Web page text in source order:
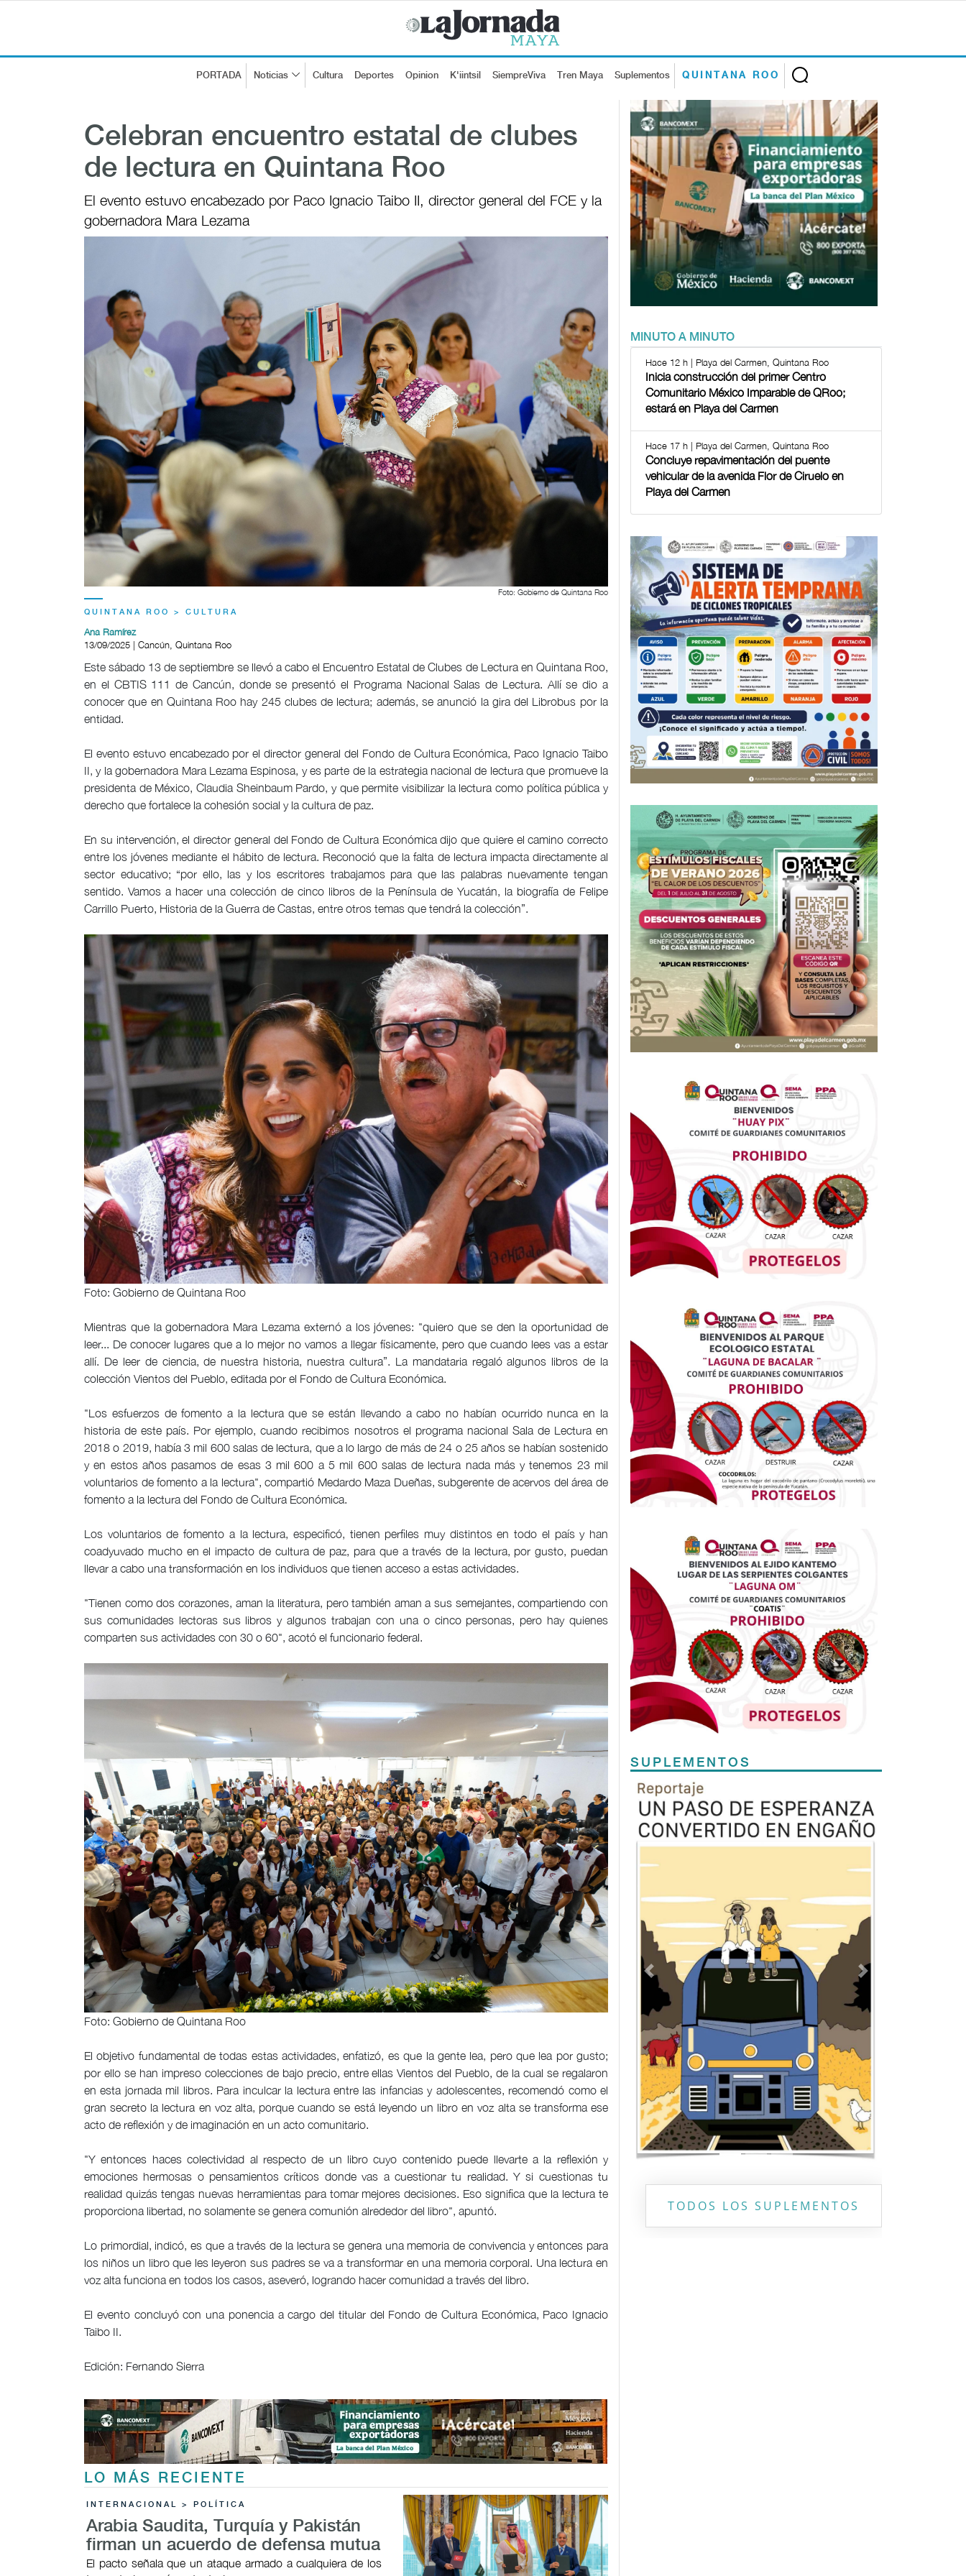
PORTADA Noticias Cultura Deportes Opinion K'iintsil SiempreViva Tren Maya Suplementos QUINTANA ROO
Celebran encuentro estatal de clubes
de lectura en Quintana Roo
El evento estuvo encabezado por Paco Ignacio Taibo II, director general del FCE y la
gobernadora Mara Lezama
Foto: Gobierno de Quintana Roo
QUINTANA ROO > CULTURA
Ana Ramírez
13/09/2025 | Cancún, Quintana Roo
Este sábado 13 de septiembre se llevó a cabo el Encuentro Estatal de Clubes de Lectura en Quintana Roo,
en el CBTIS 111 de Cancún, donde se presentó el Programa Nacional Salas de Lectura. Allí se dio a
conocer que en Quintana Roo hay 245 clubes de lectura; además, se anunció la gira del Librobus por la
entidad.
El evento estuvo encabezado por el director general del Fondo de Cultura Económica, Paco Ignacio Taibo
II, y la gobernadora Mara Lezama Espinosa, y es parte de la estrategia nacional de lectura que promueve la
presidenta de México, Claudia Sheinbaum Pardo, y que permite visibilizar la lectura como política pública y
derecho que fortalece la cohesión social y la cultura de paz.
En su intervención, el director general del Fondo de Cultura Económica dijo que quiere el camino correcto
entre los jóvenes mediante el hábito de lectura. Reconoció que la falta de lectura impacta directamente al
sector educativo; “por ello, las y los escritores trabajamos para que las palabras nuevamente tengan
sentido. Vamos a hacer una colección de cinco libros de la Península de Yucatán, la biografía de Felipe
Carrillo Puerto, Historia de la Guerra de Castas, entre otros temas que tendrá la colección”.
Foto: Gobierno de Quintana Roo
Mientras que la gobernadora Mara Lezama externó a los jóvenes: "quiero que se den la oportunidad de
leer... De conocer lugares que a lo mejor no vamos a llegar físicamente, pero que cuando lees vas a estar
allí. De leer de ciencia, de nuestra historia, nuestra cultura”. La mandataria regaló algunos libros de la
colección Vientos del Pueblo, editada por el Fondo de Cultura Económica.
"Los esfuerzos de fomento a la lectura que se están llevando a cabo no habían ocurrido nunca en la
historia de este país. Por ejemplo, cuando recibimos nosotros el programa nacional Sala de Lectura en
2018 o 2019, había 3 mil 600 salas de lectura, que a lo largo de más de 24 o 25 años se habían sostenido
y en estos años pasamos de esas 3 mil 600 a 5 mil 600 salas de lectura nada más y tenemos 23 mil
voluntarios de fomento a la lectura", compartió Medardo Maza Dueñas, subgerente de acervos del área de
fomento a la lectura del Fondo de Cultura Económica.
Los voluntarios de fomento a la lectura, especificó, tienen perfiles muy distintos en todo el país y han
coadyuvado mucho en el impacto de cultura de paz, para que a través de la lectura, por gusto, puedan
llevar a cabo una transformación en los individuos que tienen acceso a estas actividades.
"Tienen como dos corazones, aman la literatura, pero también aman a sus semejantes, compartiendo con
sus comunidades lectoras sus libros y algunos trabajan con una o cinco personas, pero hay quienes
comparten sus actividades con 30 o 60", acotó el funcionario federal.
Foto: Gobierno de Quintana Roo
El objetivo fundamental de todas estas actividades, enfatizó, es que la gente lea, pero que lea por gusto;
por ello se han impreso colecciones de bajo precio, entre ellas Vientos del Pueblo, de la cual se regalaron
en esta jornada mil libros. Para inculcar la lectura entre las infancias y adolescentes, recomendó como el
gran secreto la lectura en voz alta, porque cuando se está leyendo un libro en voz alta se transforma ese
acto de reflexión y de imaginación en un acto comunitario.
"Y entonces haces colectividad al respecto de un libro cuyo contenido puede llevarte a la reflexión y
emociones hermosas o pensamientos críticos donde vas a cuestionar tu realidad. Y si cuestionas tu
realidad quizás tengas nuevas herramientas para tomar mejores decisiones. Eso significa que la lectura te
proporciona libertad, no solamente se genera comunión alrededor del libro", apuntó.
Lo primordial, indicó, es que a través de la lectura se genera una memoria de convivencia y entonces para
los niños un libro que les leyeron sus padres se va a transformar en una memoria corporal. Una lectura en
voz alta funciona en todos los casos, aseveró, logrando hacer comunidad a través del libro.
El evento concluyó con una ponencia a cargo del titular del Fondo de Cultura Económica, Paco Ignacio
Taibo II.
Edición: Fernando Sierra
LO MÁS RECIENTE
INTERNACIONAL > POLÍTICA
Arabia Saudita, Turquía y Pakistán
firman un acuerdo de defensa mutua
El pacto señala que un ataque armado a cualquiera de los
MINUTO A MINUTO
Hace 12 h | Playa del Carmen, Quintana Roo
Inicia construcción del primer Centro
Comunitario México Imparable de QRoo;
estará en Playa del Carmen
Hace 17 h | Playa del Carmen, Quintana Roo
Concluye repavimentación del puente
vehicular de la avenida Flor de Ciruelo en
Playa del Carmen
SUPLEMENTOS
Previous
TODOS LOS SUPLEMENTOS